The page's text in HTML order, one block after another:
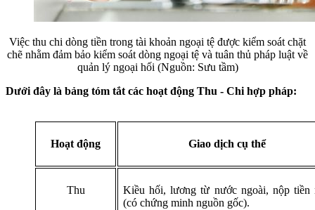
Việc thu chi dòng tiền trong tài khoản ngoại tệ được kiểm soát chặt
chẽ nhằm đảm bảo kiểm soát dòng ngoại tệ và tuân thủ pháp luật về
quản lý ngoại hối (Nguồn: Sưu tầm)
Dưới đây là bảng tóm tắt các hoạt động Thu - Chi hợp pháp:
Hoạt động Giao dịch cụ thể
Thu
Kiều hối, lương từ nước ngoài, nộp tiền
(có chứng minh nguồn gốc).